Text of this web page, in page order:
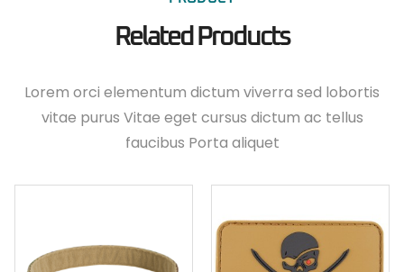
Related Products
Lorem orci elementum dictum viverra sed lobortis
vitae purus Vitae eget cursus dictum ac tellus
faucibus Porta aliquet